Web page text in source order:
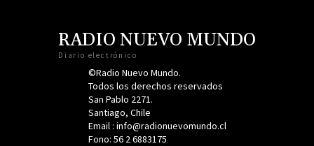
RADIO NUEVO MUNDO
Diario electrónico
©Radio Nuevo Mundo.
Todos los derechos reservados
San Pablo 2271.
Santiago, Chile
Email : info@radionuevomundo.cl
Fono: 56 2 6883175